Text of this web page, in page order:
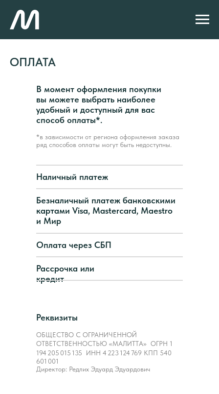
ОПЛАТА
В момент оформления покупки
вы можете выбрать наиболее
удобный и доступный для вас
способ оплаты*.
*в зависимости от региона оформления заказа
ряд способов оплаты могут быть недоступны.
Наличный платеж
Безналичный платеж банковскими
картами Visa, Mastercard, Maestro
и Мир
Оплата через СБП
Рассрочка или
кредит
Реквизиты
ОБЩЕСТВО С ОГРАНИЧЕННОЙ
ОТВЕТСТВЕННОСТЬЮ «МАЛИТТА» ОГРН 1
194 205 015 135 ИНН 4 223 124 769 КПП 540
601 001
Директор: Редлих Эдуард Эдуардович